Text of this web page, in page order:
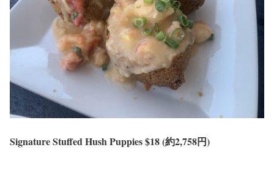
Signature Stuffed Hush Puppies $18 (約2,758円)